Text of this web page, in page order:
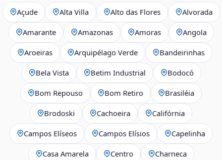
Açude Alta Villa Alto das Flores Alvorada
Amarante Amazonas Amoras Angola
Aroeiras Arquipélago Verde Bandeirinhas
Bela Vista Betim Industrial Bodocó
Bom Repouso Bom Retiro Brasiléia
Brodoski Cachoeira Califórnia
Campos Elíseos Campos Elísios Capelinha
Casa Amarela Centro Charneca